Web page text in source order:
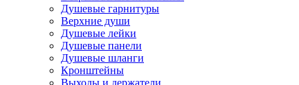
Душевые гарнитуры
Верхние души
Душевые лейки
Душевые панели
Душевые шланги
Кронштейны
Выходы и держатели